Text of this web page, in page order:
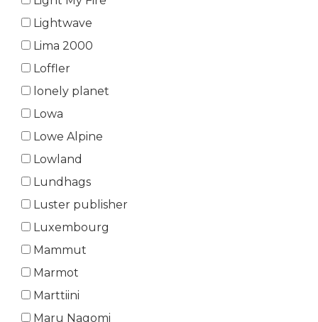
Lightwave
Lima 2000
Loffler
lonely planet
Lowa
Lowe Alpine
Lowland
Lundhags
Luster publisher
Luxembourg
Mammut
Marmot
Marttiini
Maru Nagomi